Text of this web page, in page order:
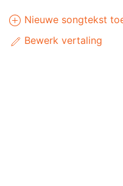
Nieuwe songtekst
Bewerk vertaling